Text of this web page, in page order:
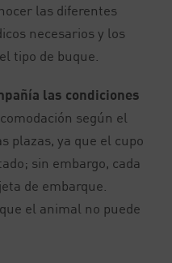
las diferentes
necesarios y los
tipo de buque.
las condiciones
según el
plazas, ya que el cupo
sin embargo, cada
de embarque.
el animal no puede